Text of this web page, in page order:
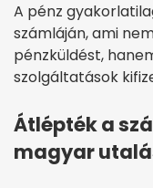
A pénz
számláján, ami
pénzküldést,
szolgáltatások
Átlépték a
magyar